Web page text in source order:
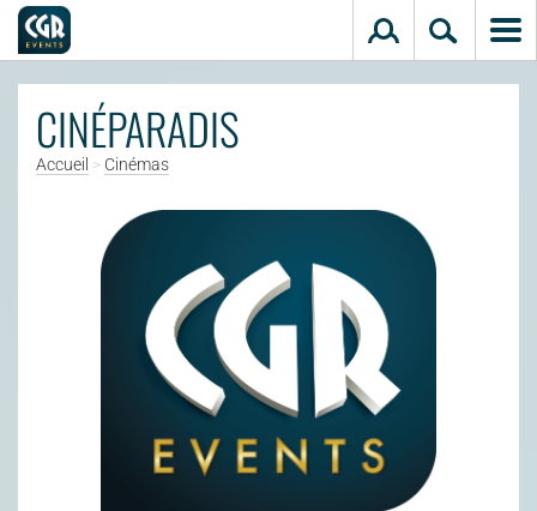
Aller au contenu principal
CINÉPARADIS
Accueil > Cinémas